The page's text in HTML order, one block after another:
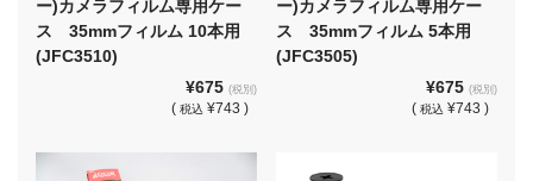
ー)カメラフィルム専用ケー
ス 35mmフィルム 10本用
(JFC3510)
¥675(税別)
(税込 ¥743 )
ー)カメラフィルム専用ケー
ス 35mmフィルム 5本用
(JFC3505)
¥675(税別)
(税込 ¥743 )